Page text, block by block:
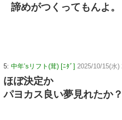
諦めがつくってもんよ。
5: 中年’sリフト(茸) [ﾆﾀﾞ] 2025/10/15(水
ほぼ決定か
パヨカス良い夢見れたか？